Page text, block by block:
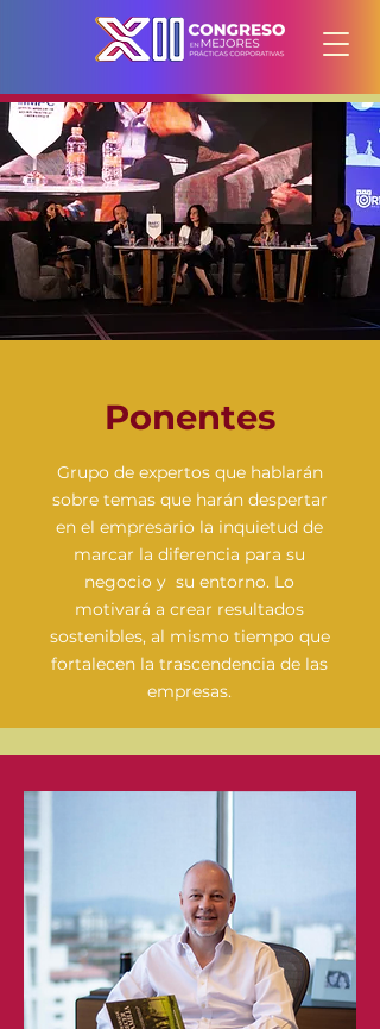
Ponentes
Grupo de expertos que hablarán
sobre temas que harán despertar
en el empresario la inquietud de
marcar la diferencia para su
negocio y su entorno. Lo
motivará a crear resultados
sostenibles, al mismo tiempo que
fortalecen la trascendencia de las
empresas.